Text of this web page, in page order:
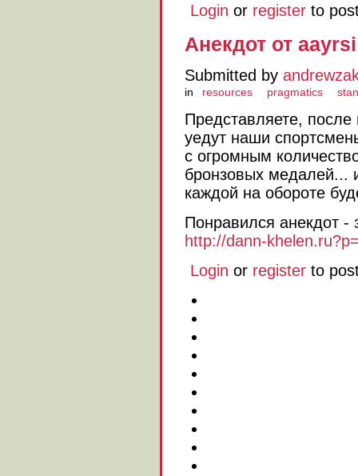
Login or register to
Анекдот от aayrsi
Submitted by
in resources pragmatics
Представляете,
уедут наши
с огромным
бронзовых медалей...
каждой на обороте
Понравился анекдот -
http://dann-
Login or register to